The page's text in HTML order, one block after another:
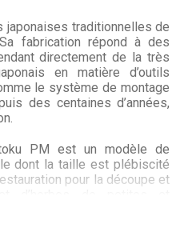
japonaises traditionnelles de
fabrication répond à des
directement de la très
en matière d’outils
le système de montage
des centaines d’années,
PM est un modèle de
dont la taille est plébiscité
pour la découpe et